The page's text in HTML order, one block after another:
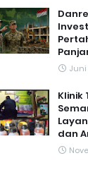
Juni
Klinik
dan